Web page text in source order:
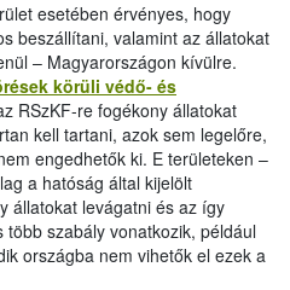
esetében érvényes, hogy
beszállítani, valamint az állatokat
– Magyarországon kívülre.
körüli védő- és
RSzKF-re fogékony állatokat
kell tartani, azok sem legelőre,
engedhetők ki. E területeken –
a hatóság által kijelölt
állatokat levágatni és az így
szabály vonatkozik, például
országba nem vihetők el ezek a